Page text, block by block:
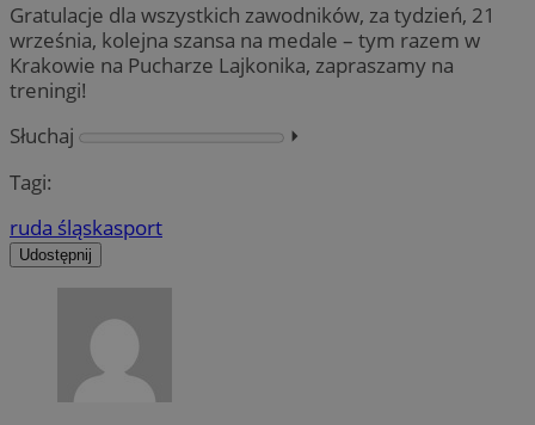
Gratulacje dla wszystkich zawodników, za tydzień, 21
września, kolejna szansa na medale – tym razem w
Krakowie na Pucharze Lajkonika, zapraszamy na
treningi!
Słuchaj
⏵︎
Tagi:
ruda śląskasport
Udostępnij